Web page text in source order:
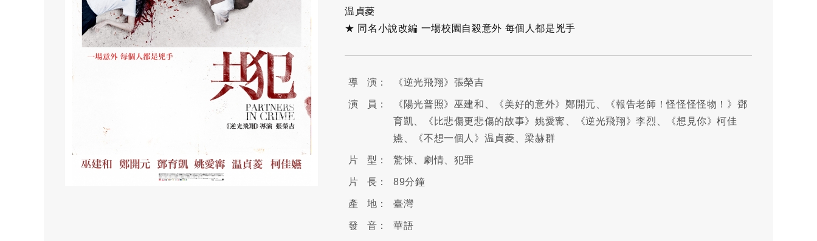
温貞菱
★ 同名小說改編 一場校園自殺意外 每個人都是兇手
導 演： 《逆光飛翔》張榮吉
演 員：
《陽光普照》巫建和、《美好的意外》鄭開元、《報告老師！怪怪怪怪物！》鄧
育凱、《比悲傷更悲傷的故事》姚愛寗、《逆光飛翔》李烈、《想見你》柯佳
嬿、《不想一個人》温貞菱、梁赫群
片 型： 驚悚、劇情、犯罪
片 長： 89分鐘
產 地： 臺灣
發 音： 華語